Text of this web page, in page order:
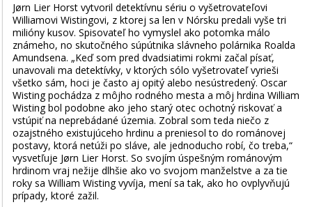
Jørn Lier Horst vytvoril detektívnu sériu o vyšetrovateľovi
Williamovi Wistingovi, z ktorej sa len v Nórsku predali vyše tri
milióny kusov. Spisovateľ ho vymyslel ako potomka málo
známeho, no skutočného súpútnika slávneho polárnika Roalda
Amundsena. „Keď som pred dvadsiatimi rokmi začal písať,
unavovali ma detektívky, v ktorých sólo vyšetrovateľ vyrieši
všetko sám, hoci je často aj opitý alebo nesústredený. Oscar
Wisting pochádza z môjho rodného mesta a môj hrdina William
Wisting bol podobne ako jeho starý otec ochotný riskovať a
vstúpiť na neprebádané územia. Zobral som teda niečo z
ozajstného existujúceho hrdinu a preniesol to do románovej
postavy, ktorá netúži po sláve, ale jednoducho robí, čo treba,“
vysvetľuje Jørn Lier Horst. So svojím úspešným románovým
hrdinom vraj nežije dlhšie ako vo svojom manželstve a za tie
roky sa William Wisting vyvíja, mení sa tak, ako ho ovplyvňujú
prípady, ktoré zažil.